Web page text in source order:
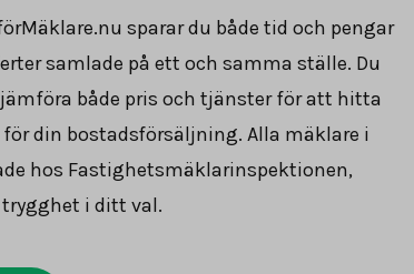
sparar du både tid och pengar
samlade på ett och samma ställe. Du
både pris och tjänster för att hitta
din bostadsförsäljning. Alla mäklare i
hos Fastighetsmäklarinspektionen,
i ditt val.